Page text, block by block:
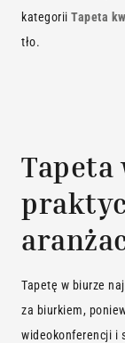
kategorii Tapeta
tło.
Tapeta
Tapetę w biurze
za biurkiem,
wideokonferencji i